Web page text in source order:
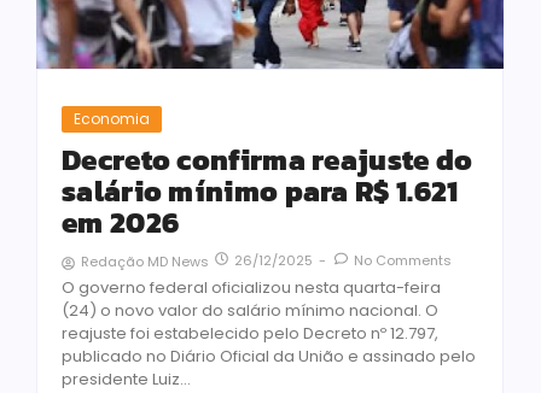
Economia
Decreto confirma reajuste do
salário mínimo para R$ 1.621
em 2026
Redação MD News 26/12/2025 - No Comments
O governo federal oficializou nesta quarta-feira
(24) o novo valor do salário mínimo nacional. O
reajuste foi estabelecido pelo Decreto nº 12.797,
publicado no Diário Oficial da União e assinado pelo
presidente Luiz...